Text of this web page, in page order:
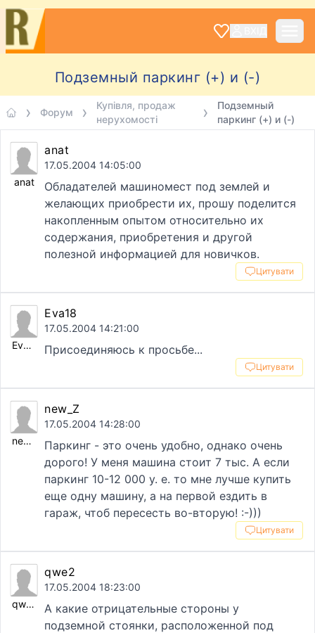
Подземный паркинг (+) и (-)
Форум
Купівля, продаж
нерухомості
Подземный
паркинг (+) и (-)
anat
anat
17.05.2004 14:05:00
Обладателей машиномест под землей и
желающих приобрести их, прошу поделится
накопленным опытом относительно их
содержания, приобретения и другой
полезной информацией для новичков.
Цитувати
Eva18
Eva18
17.05.2004 14:21:00
Присоединяюсь к просьбе...
Цитувати
new_Z
new_Z
17.05.2004 14:28:00
Паркинг - это очень удобно, однако очень
дорого! У меня машина стоит 7 тыс. А если
паркинг 10-12 000 у. е. то мне лучше купить
еще одну машину, а на первой ездить в
гараж, чтоб пересесть во-вторую! :-)))
Цитувати
qwe2
qwe2
17.05.2004 18:23:00
А какие отрицательные стороны у
подземной стоянки, расположенной под